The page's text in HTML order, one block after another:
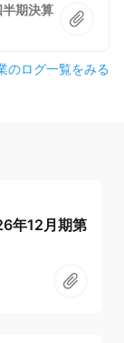
期決算
のログ一覧をみる
年12月期第